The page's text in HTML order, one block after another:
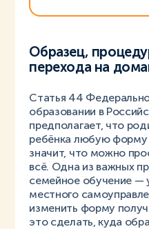
Образец,
перехода на
Статья 44
образовании в
предполагает, что
ребёнка любую форму
значит, что можно
всё. Одна из важных
семейное обучение —
местного
изменить форму
это сделать, куда